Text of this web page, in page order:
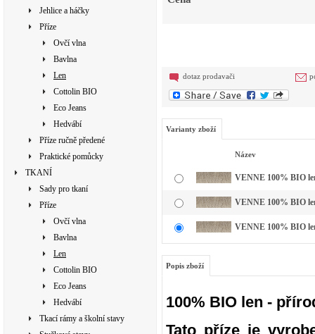
Jehlice a háčky
Příze
Ovčí vlna
Bavlna
Len
Cottolin BIO
Eco Jeans
Hedvábí
Příze ručně předené
Praktické pomůcky
TKANÍ
Sady pro tkaní
Příze
Ovčí vlna
Bavlna
Len
Cottolin BIO
Eco Jeans
Hedvábí
Tkací rámy a školní stavy
dotaz prodavači
Varianty zboží
Název
VENNE 100% BIO
VENNE 100% BIO
VENNE 100% BIO
Popis zboží
100% BIO len -
Tato příze je